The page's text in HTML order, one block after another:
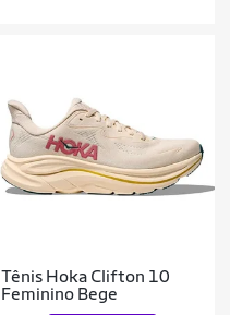
Tênis Hoka Clifton 10
Feminino Bege